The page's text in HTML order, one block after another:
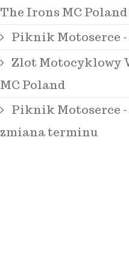
The Irons MC Poland
Piknik Motoserce -
Zlot Motocyklowy
MC Poland
Piknik Motoserce -
zmiana terminu